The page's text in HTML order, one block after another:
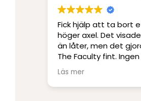
Fick hjälp att ta bort
höger axel. Det
än låter, men det
The Faculty fint.
och snyggt! Tack!!
Läs mer